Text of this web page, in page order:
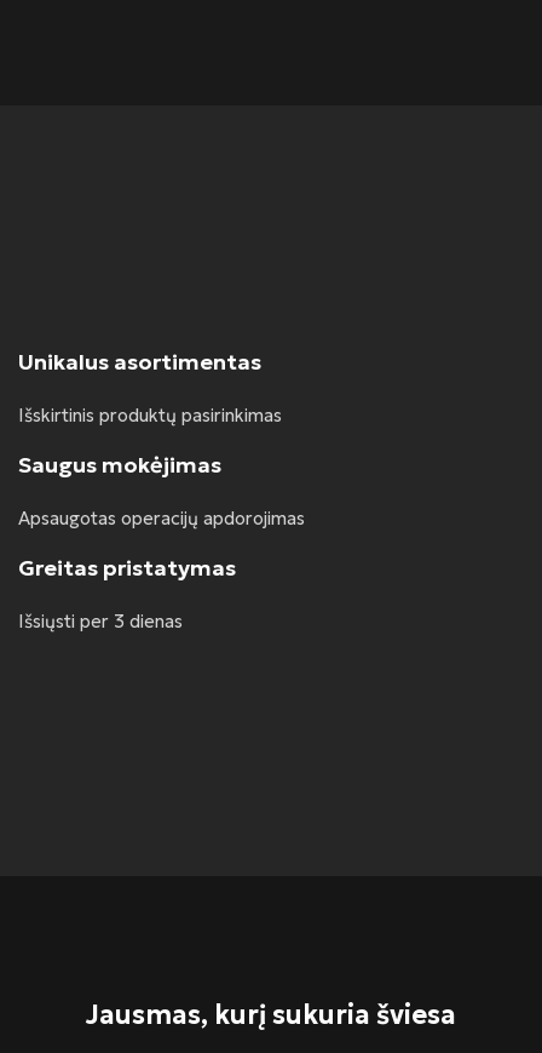
Unikalus asortimentas
Išskirtinis produktų pasirinkimas
Saugus mokėjimas
Apsaugotas operacijų apdorojimas
Greitas pristatymas
Išsiųsti per 3 dienas
Jausmas, kurį sukuria šviesa